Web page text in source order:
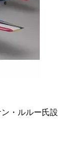
・ルルー氏設